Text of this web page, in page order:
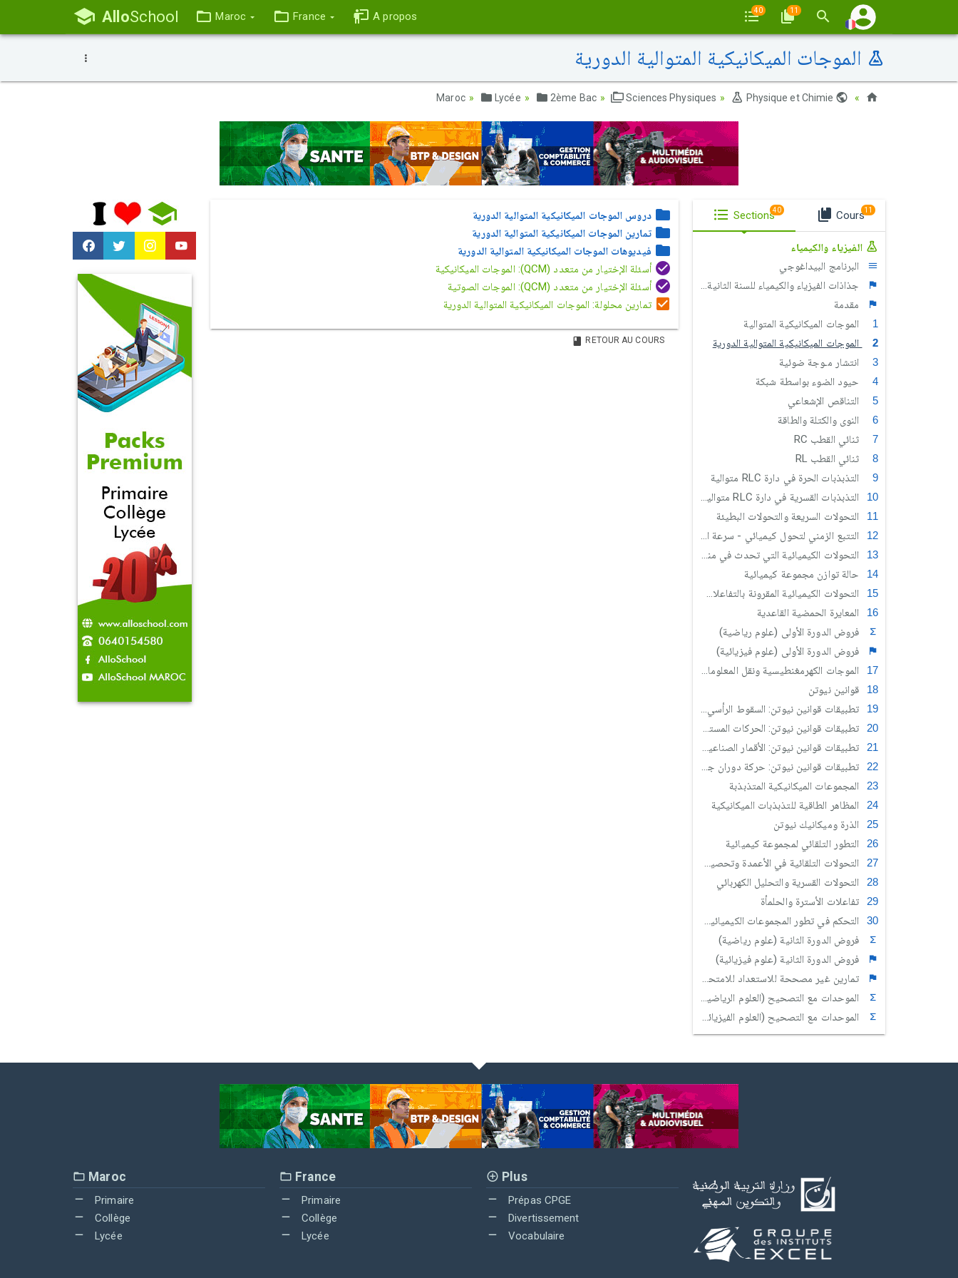
AlloSchool Maroc France A propos 40 11
الموجات الميكانيكية المتوالية الدورية
Lycée 2ème Bac Sciences Physiques Physique et Chimie
دروس الموجات الميكانيكية المتوالية الدورية
تمارين الموجات الميكانيكية المتوالية الدورية
فيديوهات الموجات الميكانيكية المتوالية الدورية
أسئلة الإختيار من متعدد (QCM): الموجات الميكانيكية
أسئلة الإختيار من متعدد (QCM): الموجات الصوتية
تمارين محلولة: الموجات الميكانيكية المتوالية الدورية
RETOUR AU COURS
Sections40 Cours11
الفيزياء والكيمياء
البرنامج البيداغوجي
جذاذات الفيزياء والكيمياء للسنة الثانية بكالوريا
مقدمة
الموجات الميكانيكية المتوالية
الموجات الميكانيكية المتوالية الدورية
انتشار مـوجة ضوئية
حيود الضوء بواسطة شبكة
التناقص الإشعاعي
النوى والكتلة والطاقة
ثنائي القطب RC
ثنائي القطب RL
التذبذبات الحرة في دارة RLC متوالية
التذبذبات القسرية في دارة RLC متوالية (علوم رياضية)
التحولات السريعة والتحولات البطيئة
التتبع الزمني لتحول كيميائي - سرعة التفاعل
التحولات الكيميائية التي تحدث في منحيين
حالة توازن مجموعة كيميائية
التحولات الكيميائية المقرونة بالتفاعلات حمض قاعدة
المعايرة الحمضية القاعدية
فروض الدورة الأولى (علوم رياضية)
فروض الدورة الأولى (علوم فيزيائية)
الموجات الكهرمغنطيسية ونقل المعلومات - تضمين الوسع
قوانين نيوتن
تطبيقات قوانين نيوتن: السقوط الرأسي لجسم صلب
تطبيقات قوانين نيوتن: الحركات المستوية
تطبيقات قوانين نيوتن: الأقمار الصناعية والكواكب
تطبيقات قوانين نيوتن: حركة دوران جسم صلب حول محور ثابت
المجموعات الميكانيكية المتذبذبة
المظاهر الطاقية للتذبذبات الميكانيكية
الذرة وميكانيك نيوتن
التطور التلقائي لمجموعة كيميائية
التحولات التلقائية في الأعمدة وتحصيل الطاقة
التحولات القسرية والتحليل الكهربائي
تفاعلات الأسترة والحلمأة
التحكم في تطور المجموعات الكيميائية بتغيير متفاعل
فروض الدورة الثانية (علوم رياضية)
فروض الدورة الثانية (علوم فيزيائية)
تمارين غير مصححة للاستعداد للامتحان الوطني
الموحدات مع التصحيح (العلوم الرياضية)
الموحدات مع التصحيح (العلوم الفيزيائية)
Maroc
Primaire
Collège
Lycée
France
Primaire
Collège
Lycée
Plus
Prépas CPGE
Divertissement
Vocabulaire